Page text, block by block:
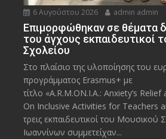
6 Αυγούστου 2026 admin admin
Eπιμορφώθηκαν σε θέματα
του άγχους εκπαιδευτικοί
Σχολείου
Στο πλαίσιο της υλοποίησης του
προγράμματος Erasmus+ με
τίτλο «A.R.M.ON.I.A.: Anxiety’s
On Inclusive Activities for Teachers
τρεις εκπαιδευτικοί του Μουσικού
Ιωαννίνων συμμετείχαν...